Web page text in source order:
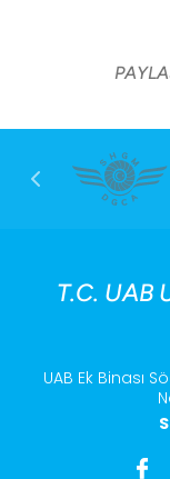
T.C. UAB
UAB Ek Binası